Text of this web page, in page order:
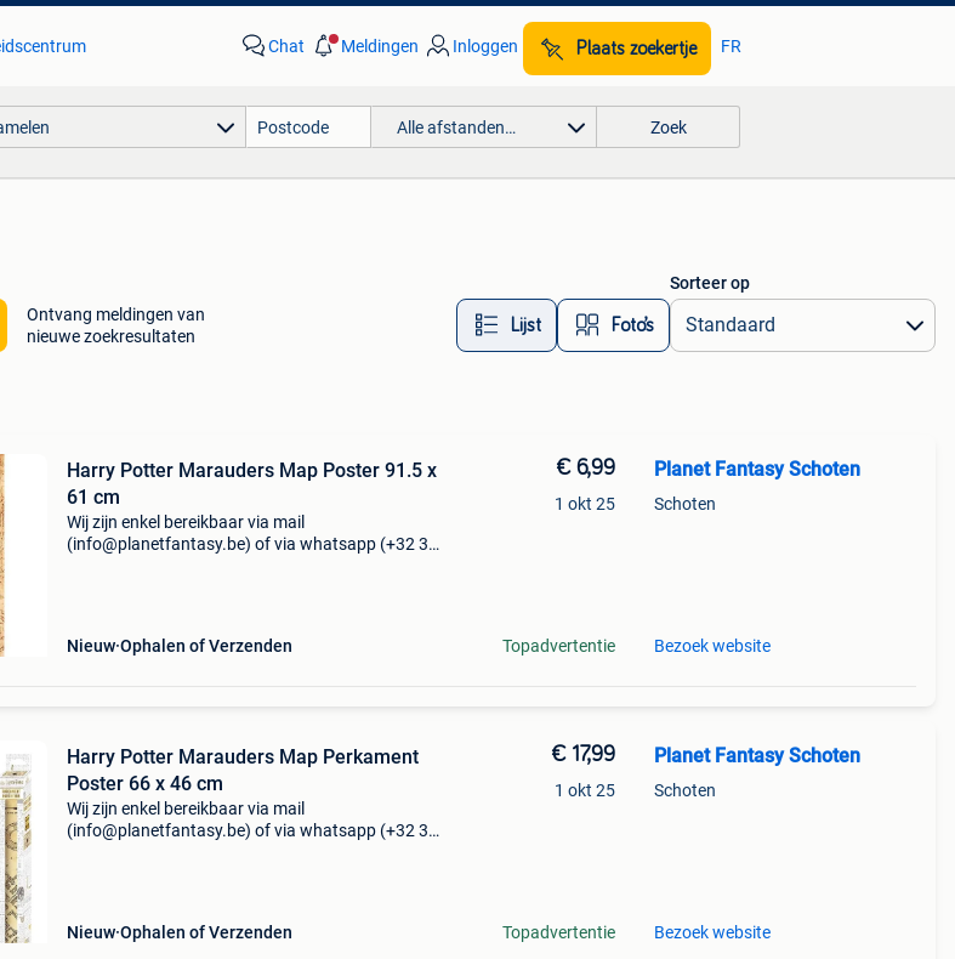
Chat Meldingen Inloggen Plaats zoekertje FR
Alle afstanden… Zoek
Ontvang meldingen van
nieuwe zoekresultaten
Lijst Foto’s
Sorteer op
Harry Potter Marauders Map Poster 91.5 x
61 cm
Wij zijn enkel bereikbaar via mail
(info@planetfantasy.be) of via whatsapp (+32 3
Nieuw Ophalen of Verzenden
€ 6,99
1 okt 25
Topadvertentie
Planet Fantasy Schoten
Schoten
Bezoek website
Harry Potter Marauders Map Perkament
Poster 66 x 46 cm
Wij zijn enkel bereikbaar via mail
(info@planetfantasy.be) of via whatsapp (+32 3
Nieuw Ophalen of Verzenden
€ 17,99
1 okt 25
Topadvertentie
Planet Fantasy Schoten
Schoten
Bezoek website